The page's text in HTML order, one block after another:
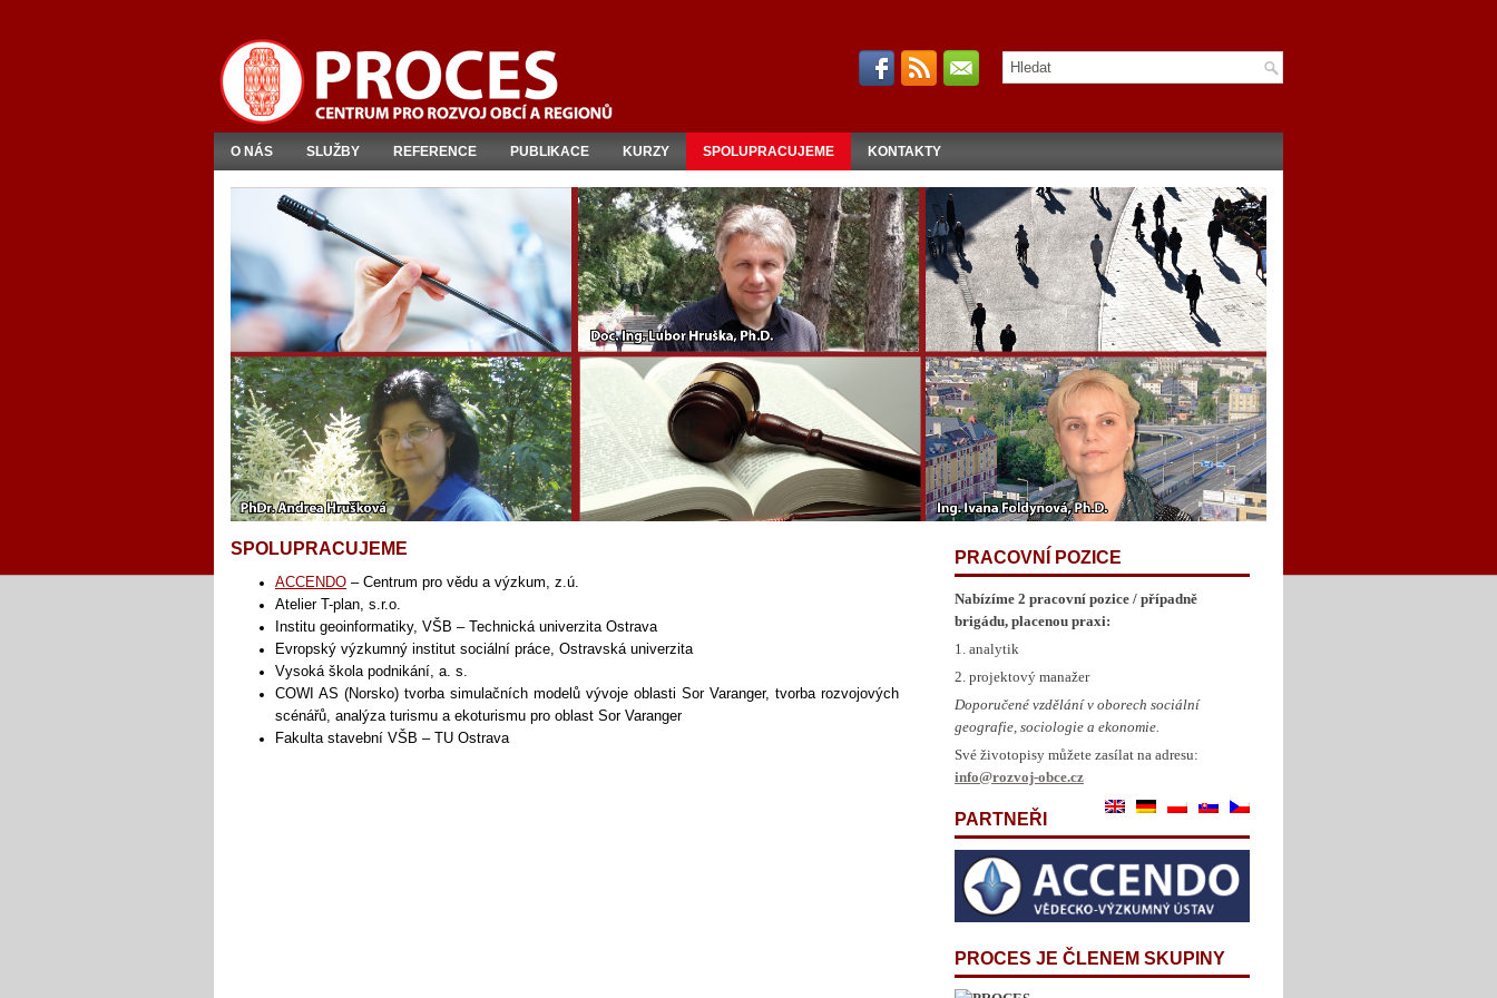
O NÁS SLUŽBY REFERENCE PUBLIKACE KURZY SPOLUPRACUJEME KONTAKTY
SPOLUPRACUJEME
ACCENDO – Centrum pro vědu a výzkum, z.ú.
Atelier T-plan, s.r.o.
Institu geoinformatiky, VŠB – Technická univerzita Ostrava
Evropský výzkumný institut sociální práce, Ostravská univerzita
Vysoká škola podnikání, a. s.
COWI AS (Norsko) tvorba simulačních modelů vývoje oblasti Sor Varanger, tvorba rozvojových
scénářů, analýza turismu a ekoturismu pro oblast Sor Varanger
Fakulta stavební VŠB – TU Ostrava
PRACOVNÍ POZICE
Nabízíme 2 pracovní pozice / případně
brigádu, placenou praxi:
1. analytik
2. projektový manažer
Doporučené vzdělání v oborech sociální
geografie, sociologie a ekonomie.
Své životopisy můžete zasílat na adresu:
info@rozvoj-obce.cz
PARTNEŘI
PROCES JE ČLENEM SKUPINY